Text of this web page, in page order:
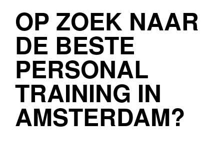
OP ZOEK NAAR
DE BESTE
PERSONAL
TRAINING IN
AMSTERDAM?